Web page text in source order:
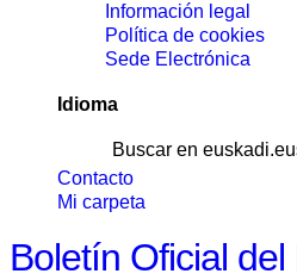
Información legal
Política de cookies
Sede Electrónica
Idioma
Buscar en
Contacto
Mi carpeta
Boletín Oficial